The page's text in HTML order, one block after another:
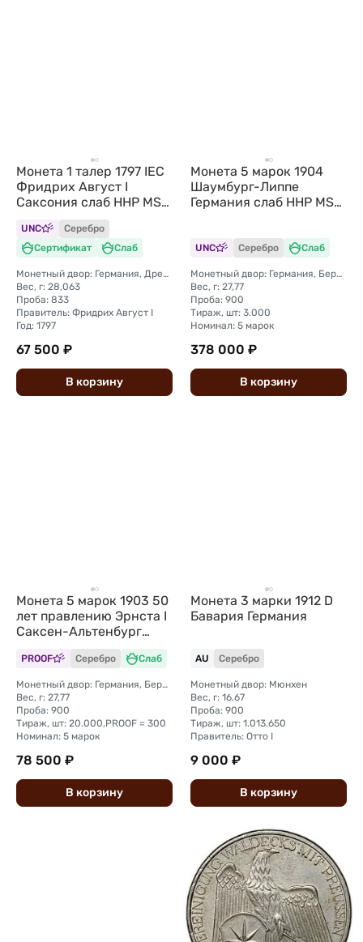
Монета 1 талер 1797 IEC
Фридрих Август I
Саксония слаб ННР MS
UNC
Серебро
Сертификат
Слаб
Монетный двор: Германия, Дрезден
Вес, г: 28,063
Проба: 833
Правитель: Фридрих Август I
Год: 1797
67 500 ₽
В корзину
Монета 5 марок 1904
Шаумбург-Липпе
Германия слаб ННР MS
UNC Серебро Слаб
Монетный двор: Германия, Берлин
Вес, г: 27,77
Проба: 900
Тираж, шт: 3.000
Номинал: 5 марок
378 000 ₽
В корзину
Монета 5 марок 1903 50
лет правлению Эрнста I
Саксен-Альтенбург
Германия слаб CPRC PF
Det.
PROOF Серебро Слаб
Монетный двор: Германия, Берлин
Вес, г: 27,77
Проба: 900
Тираж, шт: 20.000,PROOF = 300
Номинал: 5 марок
78 500 ₽
В корзину
Монета 3 марки 1912 D
Бавария Германия
AU Серебро
Монетный двор: Мюнхен
Вес, г: 16,67
Проба: 900
Тираж, шт: 1.013.650
Правитель: Отто I
9 000 ₽
В корзину